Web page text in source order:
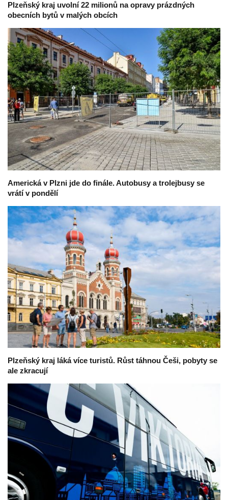
Plzeňský kraj uvolní 22 milionů na opravy prázdných
obecních bytů v malých obcích
Americká v Plzni jde do finále. Autobusy a trolejbusy se
vrátí v pondělí
Plzeňský kraj láká více turistů. Růst táhnou Češi, pobyty se
ale zkracují